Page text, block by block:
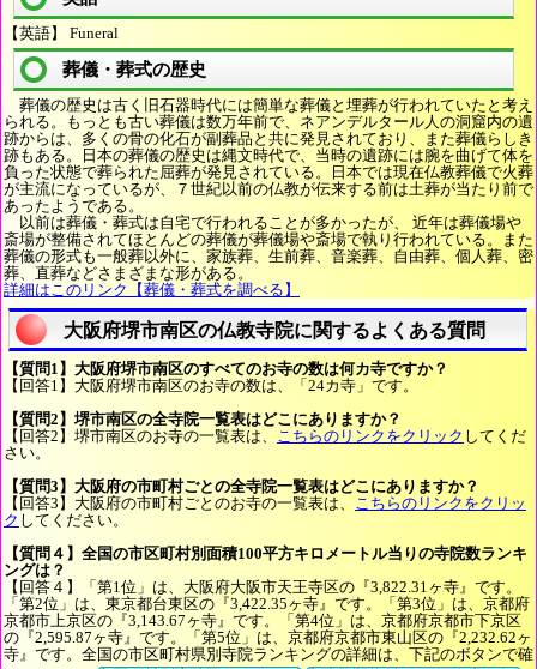
【英語】 Funeral
葬儀・葬式の歴史
葬儀の歴史は古く旧石器時代には簡単な葬儀と埋葬が行われていたと考え
られる。もっとも古い葬儀は数万年前で、ネアンデルタール人の洞窟内の遺
跡からは、多くの骨の化石が副葬品と共に発見されており、また葬儀らしき
跡もある。日本の葬儀の歴史は縄文時代で、当時の遺跡には腕を曲げて体を
負った状態で葬られた屈葬が発見されている。日本では現在仏教葬儀で火葬
が主流になっているが、７世紀以前の仏教が伝来する前は土葬が当たり前で
あったようである。
以前は葬儀・葬式は自宅で行われることが多かったが、 近年は葬儀場や
斎場が整備されてほとんどの葬儀が葬儀場や斎場で執り行われている。また
葬儀の形式も一般葬以外に、家族葬、生前葬、音楽葬、自由葬、個人葬、密
葬、直葬などさまざまな形がある。
詳細はこのリンク【葬儀・葬式を調べる】
大阪府堺市南区の仏教寺院に関するよくある質問
【質問1】大阪府堺市南区のすべてのお寺の数は何カ寺ですか？
【回答1】大阪府堺市南区のお寺の数は、「24カ寺」です。
【質問2】堺市南区の全寺院一覧表はどこにありますか？
【回答2】堺市南区のお寺の一覧表は、
こちらのリンクをクリック してくだ
さい。
【質問3】大阪府の市町村ごとの全寺院一覧表はどこにありますか？
【回答3】大阪府の市町村ごとのお寺の一覧表は、
こちらのリンクをクリッ
ク してください。
【質問４】全国の市区町村別面積100平方キロメートル当りの寺院数ランキ
ングは？
【回答４】「第1位」は、大阪府大阪市天王寺区の『3,822.31ヶ寺』です。
「第2位」は、東京都台東区の『3,422.35ヶ寺』です。「第3位」は、京都府
京都市上京区の『3,143.67ヶ寺』です。「第4位」は、京都府京都市下京区
の『2,595.87ヶ寺』です。「第5位」は、京都府京都市東山区の『2,232.62ヶ
寺』です。全国の市区町村県別寺院ランキングの詳細は、下記のボタンで確